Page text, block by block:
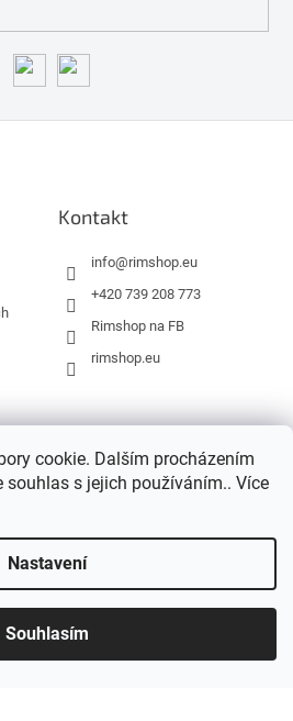
cookie. Dalším procházením
s jejich používáním.. Více
Nastavení
Souhlasím
Kontakt
info@rimshop.eu
+420 739 208 773
Rimshop na FB
rimshop.eu
HLEDAT
Vytvořil Shoptet